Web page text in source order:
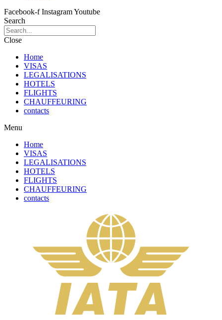
Facebook-f InstagramYoutube
Search
Close
Home
VISAS
LEGALISATIONS
HOTELS
FLIGHTS
CHAUFFEURING
contacts
Menu
Home
VISAS
LEGALISATIONS
HOTELS
FLIGHTS
CHAUFFEURING
contacts